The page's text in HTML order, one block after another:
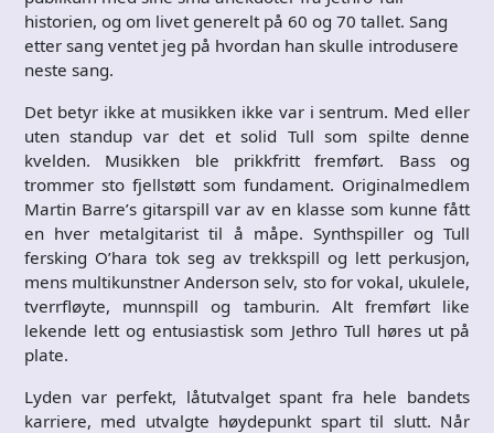
historien, og om livet generelt på 60 og 70 tallet. Sang
etter sang ventet jeg på hvordan han skulle introdusere
neste sang.
Det betyr ikke at musikken ikke var i sentrum. Med eller
uten standup var det et solid Tull som spilte denne
kvelden. Musikken ble prikkfritt fremført. Bass og
trommer sto fjellstøtt som fundament. Originalmedlem
Martin Barre’s gitarspill var av en klasse som kunne fått
en hver metalgitarist til å måpe. Synthspiller og Tull
fersking O’hara tok seg av trekkspill og lett perkusjon,
mens multikunstner Anderson selv, sto for vokal, ukulele,
tverrfløyte, munnspill og tamburin. Alt fremført like
lekende lett og entusiastisk som Jethro Tull høres ut på
plate.
Lyden var perfekt, låtutvalget spant fra hele bandets
karriere, med utvalgte høydepunkt spart til slutt. Når